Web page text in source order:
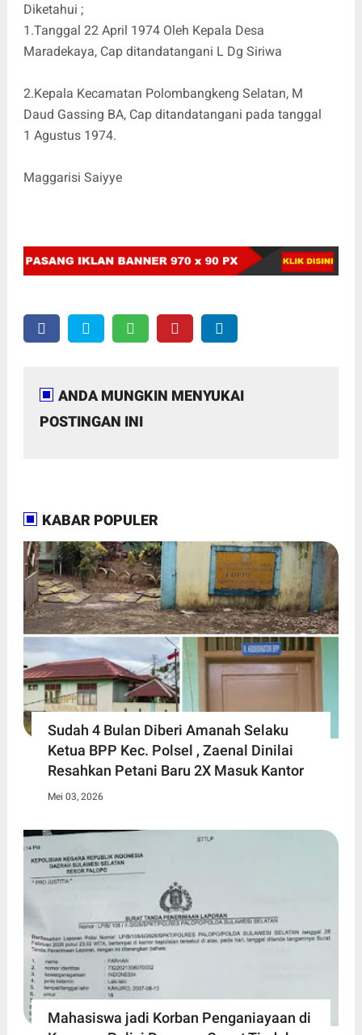
Diketahui ;
1.Tanggal 22 April 1974 Oleh Kepala Desa
Maradekaya, Cap ditandatangani L Dg Siriwa
2.Kepala Kecamatan Polombangkeng Selatan, M
Daud Gassing BA, Cap ditandatangani pada tanggal
1 Agustus 1974.
Maggarisi Saiyye
ANDA MUNGKIN MENYUKAI
POSTINGAN INI
KABAR POPULER
Sudah 4 Bulan Diberi Amanah Selaku
Ketua BPP Kec. Polsel , Zaenal Dinilai
Resahkan Petani Baru 2X Masuk Kantor
Mei 03, 2026
Mahasiswa jadi Korban Penganiayaan di